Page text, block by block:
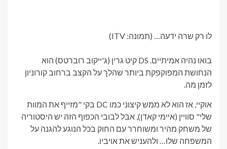
לו רק שרה ידעה… (תמונה: ITV)
בואו נהיה אמיתיים. DS קיט גרין (ג'ייקוב רוברטס) הוא
הנחושת המפוקפקת ביותר שהלך על הקצב ברחוב קורוניון
לזמן מה.
אוקיי, אז הוא לא ממש קיצוני כמו DC בקי "מזייף את המוות
שלי" סוויין (איימי קאדן), אבל לבובי הכפוף הזה יש היסטוריה
של משחק מהיר ומשוחרר עם החוק בכל הנוגע להגנה על
המשפחה שלו… ולהעניש את אויביו.